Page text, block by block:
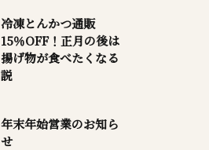
冷凍とんかつ通販
15％OFF！正月の後は
揚げ物が食べたくなる
説
年末年始営業のお知ら
せ